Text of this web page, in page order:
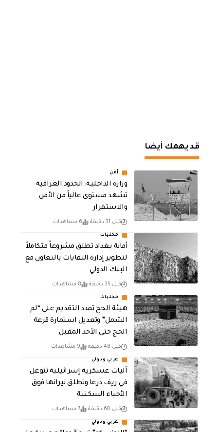
قد يهمك أيضا
أمن
وزارة الداخلية: الحدود العراقية
تشهد مستوى عالياً من الأمن
والاستقرار
قبل 31 دقيقة 6 مشاهدات
محليات
أمانة بغداد تطلق مشروعاً متكاملاً
لتطوير إدارة النفايات بالتعاون مع
البنك الدولي
قبل 35 دقيقة 8 مشاهدات
محليات
هيئة الحج تمدد التقديم على “لم
الشمل” وتعديل استمارة قرعة
الحج حتى الأحد المقبل
قبل 48 دقيقة 9 مشاهدات
عربي ودولي
آليات عسكرية إسرائيلية تتوغل
في ريف درعا وتطلق نيرانها فوق
الأحياء السكنية
قبل 60 دقيقة 7 مشاهدات
عربي ودولي